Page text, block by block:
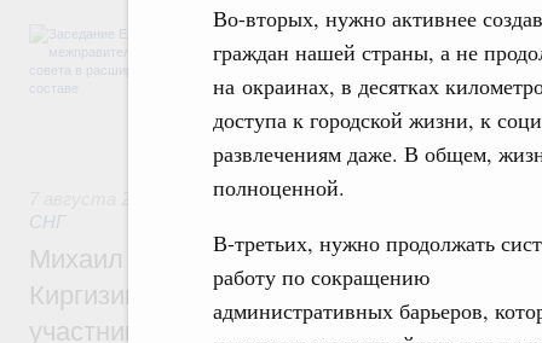
Во-вторых, нужно активнее
граждан нашей страны, а не
на окраинах, в десятках
доступа к городской жизни, к
развлечениям даже. В общем,
полноценной.
В-третьих, нужно продолжать
работу по сокращению
административных барьеров,
В повестке заседания актуальные задачи
числе совершенствование кооперации в
обеспечение продовольственной
железнодорожных перевозок,
Евразийский экономический союз.
СНГ
Михаил Мишустин принял участие во
Киргизии Садыра Жапарова с главами
участников заседания Евразийского